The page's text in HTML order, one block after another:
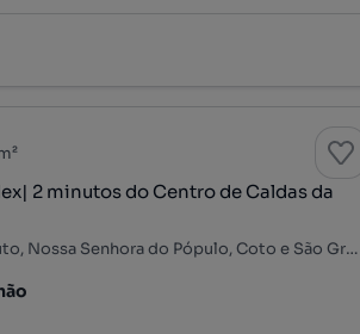
2 minutos do Centro de Caldas da
Rua Engenheiro Avelar Couto, Nossa Senhora do Pópulo, Coto e São Gregório, Caldas da Rainha, Leiria